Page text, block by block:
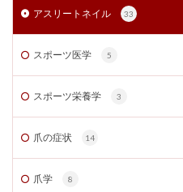
アスリートネイル 33
スポーツ医学 5
スポーツ栄養学 3
爪の症状 14
爪学 8